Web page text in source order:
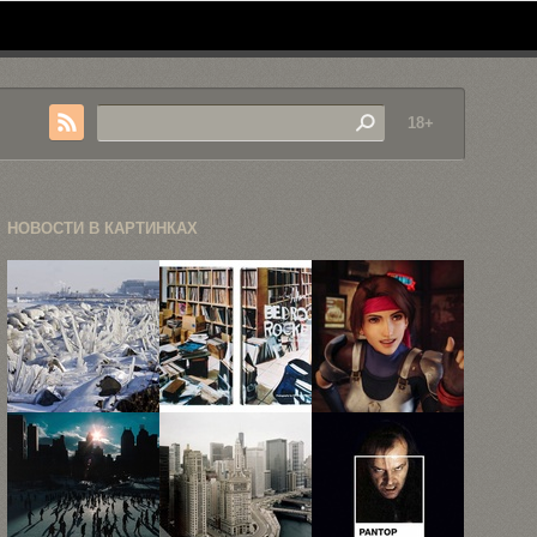
18+
НОВОСТИ В КАРТИНКАХ
Ледниковый
период
современности,
или что ...
Спальни
известных
рокеров и
диджеев
Призыв
чокобо,
дартс,
система, ...